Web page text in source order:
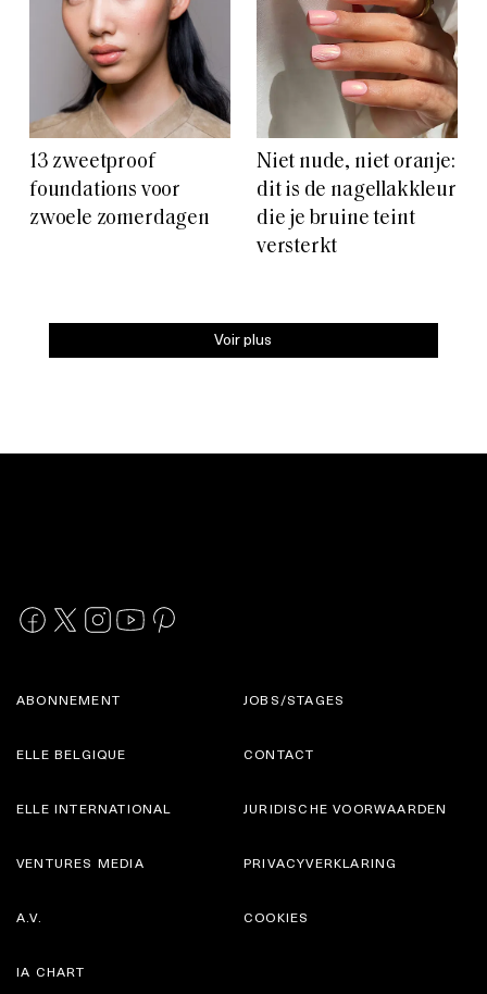
13 zweetproof
foundations voor
zwoele zomerdagen
Niet nude, niet oranje:
dit is de nagellakkleur
die je bruine teint
versterkt
Voir plus
ABONNEMENT
ELLE BELGIQUE
JOBS/STAGES
CONTACT
ELLE INTERNATIONAL
VENTURES MEDIA
JURIDISCHE VOORWAARDEN
PRIVACYVERKLARING
A.V.
IA CHART
COOKIES